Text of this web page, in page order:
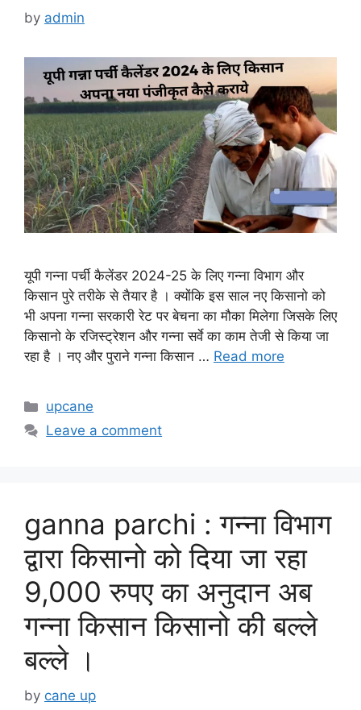
by admin
यूपी गन्ना पर्ची कैलेंडर 2024-25 के लिए गन्ना विभाग और
किसान पुरे तरीके से तैयार है । क्योंकि इस साल नए किसानो को
भी अपना गन्ना सरकारी रेट पर बेचना का मौका मिलेगा जिसके लिए
किसानो के रजिस्ट्रेशन और गन्ना सर्वे का काम तेजी से किया जा
रहा है । नए और पुराने गन्ना किसान … Read more
Categories
upcane
Leave a comment
ganna parchi : गन्ना विभाग
द्वारा किसानो को दिया जा रहा
9,000 रुपए का अनुदान अब
गन्ना किसान किसानो की बल्ले
बल्ले ।
by cane up